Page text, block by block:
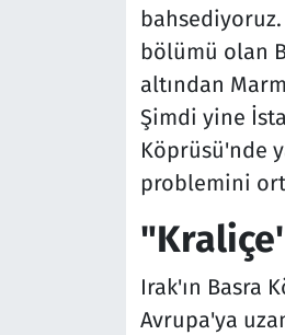
bölümü olan
altından
Şimdi yine
Köprüsü'nde
problemini
Irak'ın Basra
Avrupa'ya